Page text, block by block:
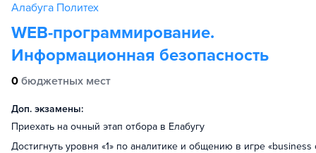
Алабуга Политех
WEB-программирование.
Информационная безопасность
0 бюджетных мест
Доп. экзамены:
Приехать на очный этап отбора в Елабугу
Достигнуть уровня «1» по аналитике и общению в игре «business